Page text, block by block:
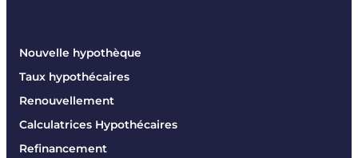
Nouvelle hypothèque
Taux hypothécaires
Renouvellement
Calculatrices Hypothécaires
Refinancement